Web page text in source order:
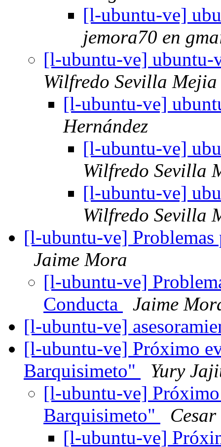
[l-ubuntu-ve]
jemora70 en
[l-ubuntu-ve] ubuntu-
Wilfredo Sevilla Mejia
[l-ubuntu-ve]
Hernández
[l-ubuntu-ve]
Wilfredo Sevilla
[l-ubuntu-ve]
Wilfredo Sevilla
[l-ubuntu-ve]
Jaime Mora
[l-ubuntu-ve]
Conducta
Jaime
[l-ubuntu-ve]
[l-ubuntu-ve] Próximo
Barquisimeto"
Yury
[l-ubuntu-ve]
Barquisimeto"
[l-ubuntu-ve]